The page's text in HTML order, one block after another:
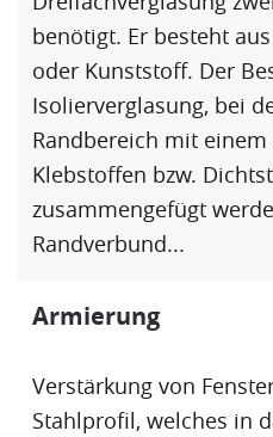
benötigt. Er besteht
oder Kunststoff. Der
Isolierverglasung, bei
Randbereich mit einem
Klebstoffen bzw.
zusammengefügt
Randverbund...
Armierung
Verstärkung von
Stahlprofil, welches in